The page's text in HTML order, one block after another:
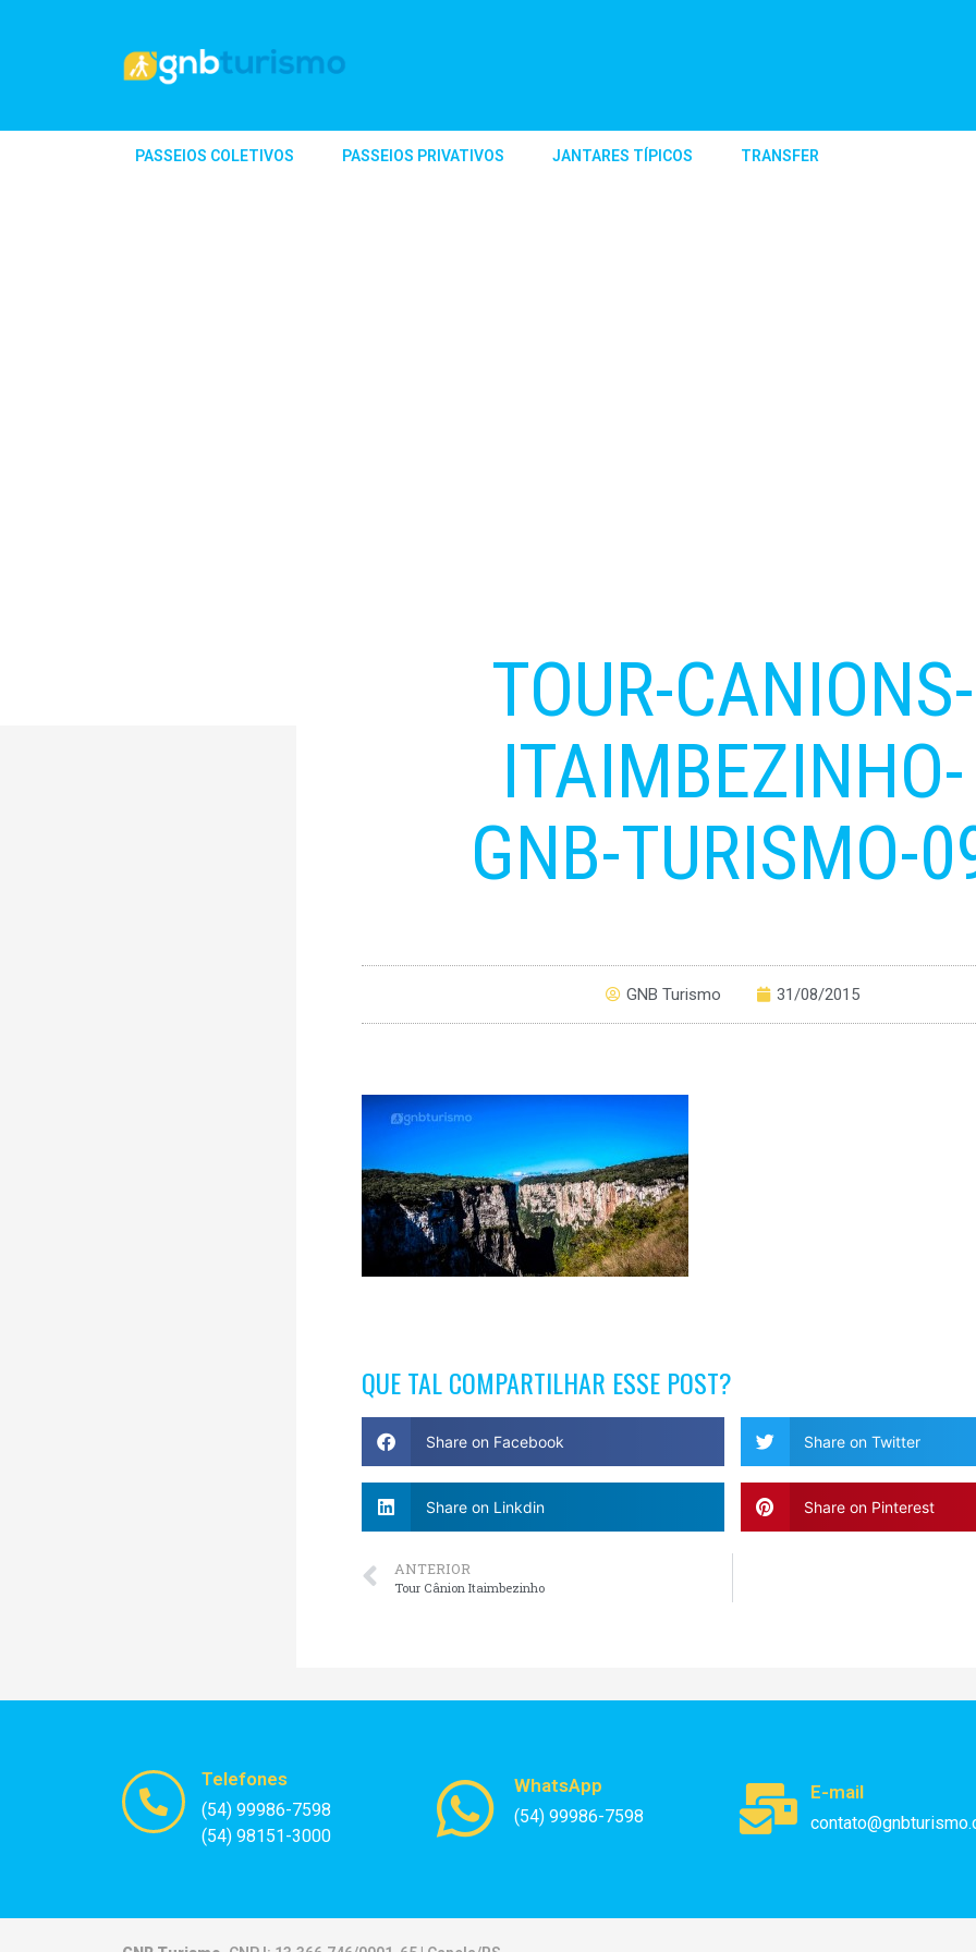
PASSEIOS COLETIVOS PASSEIOS PRIVATIVOS JANTARES TÍPICOS TRANSFER
TOUR-CANIONS-
ITAIMBEZINHO-
GNB-TURISMO-
GNB Turismo 31/08/2015
QUE TAL COMPARTILHAR ESSE POST?
Share on Facebook Share on Twitter
Share on Linkdin Share on Pinterest
ANTERIOR
Tour Cânion Itaimbezinho
Telefones
(54) 99986-7598
(54) 98151-3000
WhatsApp
(54) 99986-7598
E-mail